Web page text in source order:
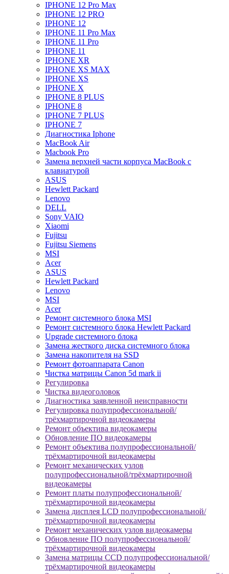
IPHONE 12 Pro Max
IPHONE 12 PRO
IPHONE 12
IPHONE 11 Pro Max
IPHONE 11 Pro
IPHONE 11
IPHONE XR
IPHONE XS MAX
IPHONE XS
IPHONE X
IPHONE 8 PLUS
IPHONE 8
IPHONE 7 PLUS
IPHONE 7
Диагностика Iphone
MacBook Air
Macbook Pro
Замена верхней части корпуса MacBook с
клавиатурой
ASUS
Hewlett Packard
Lenovo
DELL
Sony VAIO
Xiaomi
Fujitsu
Fujitsu Siemens
MSI
Acer
ASUS
Hewlett Packard
Lenovo
MSI
Acer
Ремонт системного блока MSI
Ремонт системного блока Hewlett Packard
Upgrade системного блока
Замена жесткого диска системного блока
Замена накопителя на SSD
Ремонт фотоаппарата Canon
Чистка матрицы Canon 5d mark ii
Регулировка
Чистка видеоголовок
Диагностика заявленной неисправности
Регулировка полупрофессиональной/
трёхмартирочной видеокамеры
Ремонт объектива видеокамеры
Обновление ПО видеокамеры
Ремонт объектива полупрофессиональной/
трёхмартирочной видеокамеры
Ремонт механических узлов
полупрофессиональной/трёхмартирочной
видеокамеры
Ремонт платы полупрофессиональной/
трёхмартирочной видеокамеры
Замена дисплея LCD полупрофессиональной/
трёхмартирочной видеокамеры
Ремонт механических узлов видеокамеры
Обновление ПО полупрофессиональной/
трёхмартирочной видеокамеры
Замена матрицы CCD полупрофессиональной/
трёхмартирочной видеокамеры